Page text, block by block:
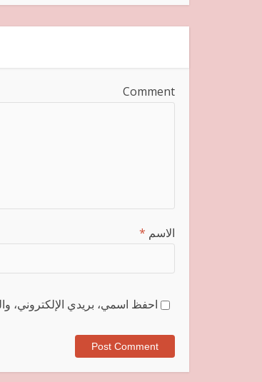
Comment
الاسم *
احفظ اسمي، بريدي الإلكتروني،